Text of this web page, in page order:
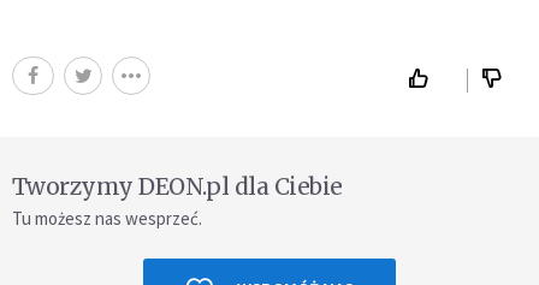
Tworzymy DEON.pl dla Ciebie
Tu możesz nas wesprzeć.